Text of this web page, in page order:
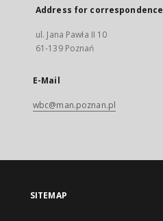
Address for correspondence
ul. Jana Pawła II 10
61-139 Poznań
E-Mail
wbc@man.poznan.pl
SITEMAP